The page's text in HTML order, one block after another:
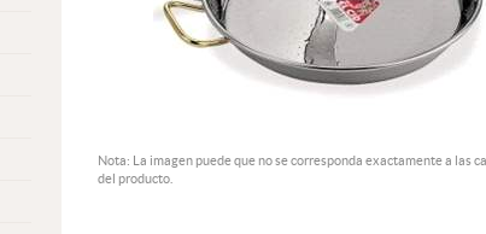
Nota: La imagen puede que no se corresponda exactamente a las
del producto.